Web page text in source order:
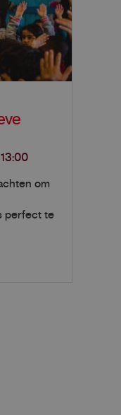
13:00
om
perfect te